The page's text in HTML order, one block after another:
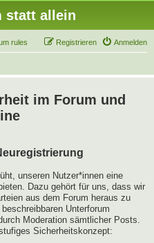
statt allein
rules Anmelden
Registrieren
im Forum und
unseren Nutzer*innen eine
Dazu gehört für uns, dass wir
aus dem Forum heraus zu
Unterforum
Moderation sämtlicher Posts.
Sicherheitskonzept: